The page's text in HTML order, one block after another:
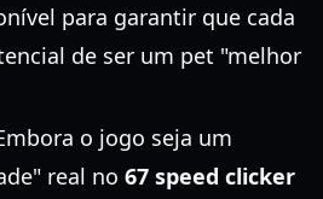
para garantir que cada
de ser um pet "melhor
o jogo seja um
real no 67 speed clicker